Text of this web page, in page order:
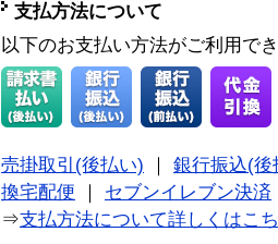
支払方法について
以下のお支払い方法がご利用で
売掛取引(後払い)
銀行振込(後
換宅配便
セブンイレブン決済
⇒支払方法について詳しくはこ